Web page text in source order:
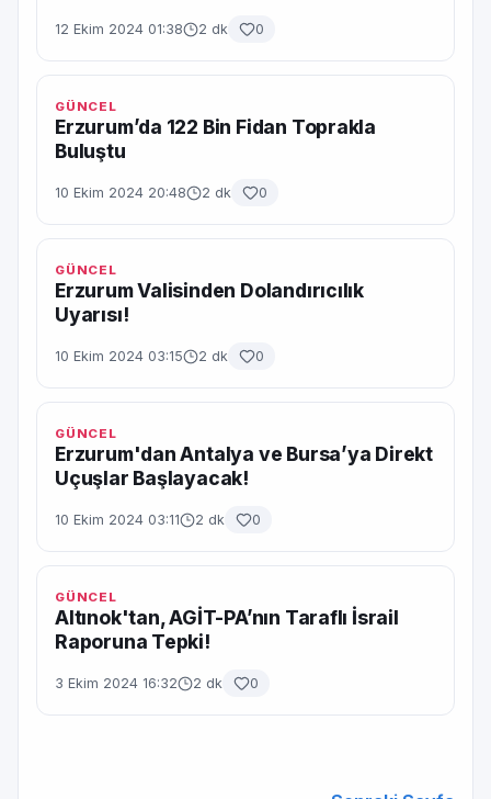
12 Ekim 2024 01:38 2 dk 0
GÜNCEL
Erzurum’da 122 Bin Fidan Toprakla
Buluştu
10 Ekim 2024 20:48 2 dk 0
GÜNCEL
Erzurum Valisinden Dolandırıcılık
Uyarısı!
10 Ekim 2024 03:15 2 dk 0
GÜNCEL
Erzurum'dan Antalya ve Bursa’ya Direkt
Uçuşlar Başlayacak!
10 Ekim 2024 03:11 2 dk 0
GÜNCEL
Altınok'tan, AGİT-PA’nın Taraflı İsrail
Raporuna Tepki!
3 Ekim 2024 16:32 2 dk 0